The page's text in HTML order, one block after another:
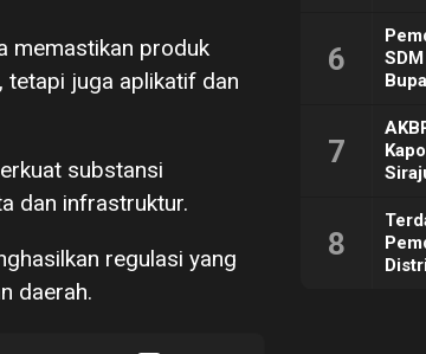
memastikan produk
tetapi juga aplikatif dan
substansi
dan infrastruktur.
regulasi yang
daerah.
6
7
8